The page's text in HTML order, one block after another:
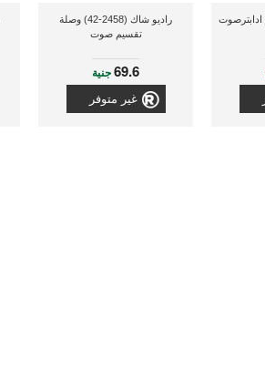
راديو شاك (2458-42) وصلة
تقسيم صوت
69.6جنية
غير متوفر